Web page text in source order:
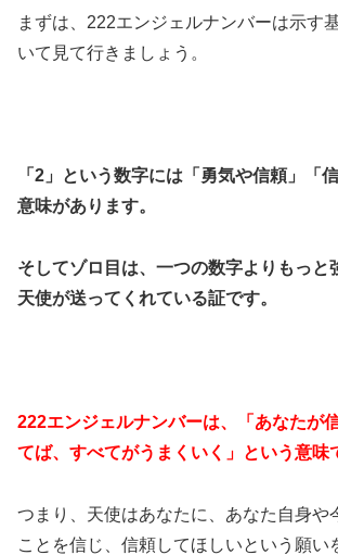
まずは、222エンジェルナンバーは示す
いて見て行きましょう。
「2」という数字には「勇気や信頼」「
意味があります。
そしてゾロ目は、一つの数字よりもっと
天使が送ってくれている証です。
222エンジェルナンバーは、「あなたが
てば、すべてがうまくいく」という意味
つまり、天使はあなたに、あなた自身や
ことを信じ、信頼してほしいという願い